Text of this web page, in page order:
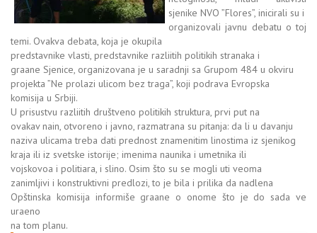
sjenike NVO ”Flores”, inicirali su i
organizovali javnu debatu o toj
temi. Ovakva debata, koja je okupila
predstavnike vlasti, predstavnike razliitih politikih stranaka i
graane Sjenice, organizovana je u saradnji sa Grupom 484 u okviru
projekta ”Ne prolazi ulicom bez traga”, koji podrava Evropska
komisija u Srbiji.
U prisustvu razliitih društveno politikih struktura, prvi put na
ovakav nain, otvoreno i javno, razmatrana su pitanja: da li u davanju
naziva ulicama treba dati prednost znamenitim linostima iz sjenikog
kraja ili iz svetske istorije; imenima naunika i umetnika ili
vojskovoa i politiara, i slino. Osim što su se mogli uti veoma
zanimljivi i konstruktivni predlozi, to je bila i prilika da nadlena
Opštinska komisija informiše graane o onome što je do sada ve
uraeno
na tom planu.